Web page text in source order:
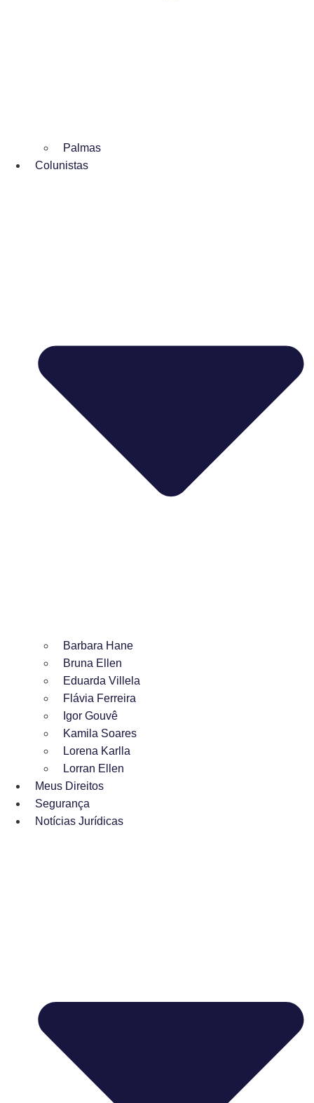
Palmas
Colunistas
Barbara Hane
Bruna Ellen
Eduarda Villela
Flávia Ferreira
Igor Gouvê
Kamila Soares
Lorena Karlla
Lorran Ellen
Meus Direitos
Segurança
Notícias Jurídicas